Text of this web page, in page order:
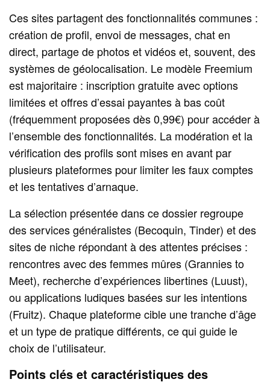
Ces sites partagent des fonctionnalités communes :
création de profil, envoi de messages, chat en
direct, partage de photos et vidéos et, souvent, des
systèmes de géolocalisation. Le modèle Freemium
est majoritaire : inscription gratuite avec options
limitées et offres d’essai payantes à bas coût
(fréquemment proposées dès 0,99€) pour accéder à
l’ensemble des fonctionnalités. La modération et la
vérification des profils sont mises en avant par
plusieurs plateformes pour limiter les faux comptes
et les tentatives d’arnaque.
La sélection présentée dans ce dossier regroupe
des services généralistes (Becoquin, Tinder) et des
sites de niche répondant à des attentes précises :
rencontres avec des femmes mûres (Grannies to
Meet), recherche d’expériences libertines (Luust),
ou applications ludiques basées sur les intentions
(Fruitz). Chaque plateforme cible une tranche d’âge
et un type de pratique différents, ce qui guide le
choix de l’utilisateur.
Points clés et caractéristiques des